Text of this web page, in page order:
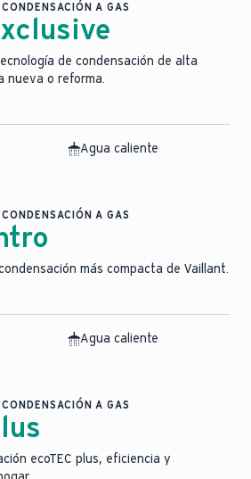
A GAS
de condensación de alta
nueva o reforma.
Agua caliente
A GAS
más compacta de Vaillant.
Agua caliente
A GAS
ecoTEC plus, eficiencia y